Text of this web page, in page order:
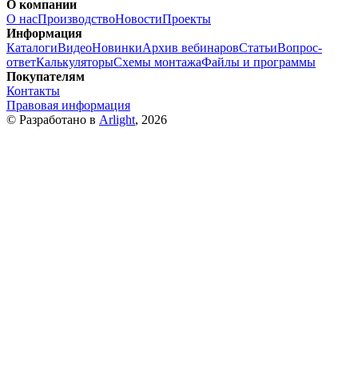
О компании
О насПроизводствоНовостиПроекты
Информация
КаталогиВидеоНовинкиАрхив вебинаровСтатьиВопрос-
ответКалькуляторыСхемы монтажаФайлы и программы
Покупателям
Контакты
Правовая информация
© Разработано в Arlight, 2026